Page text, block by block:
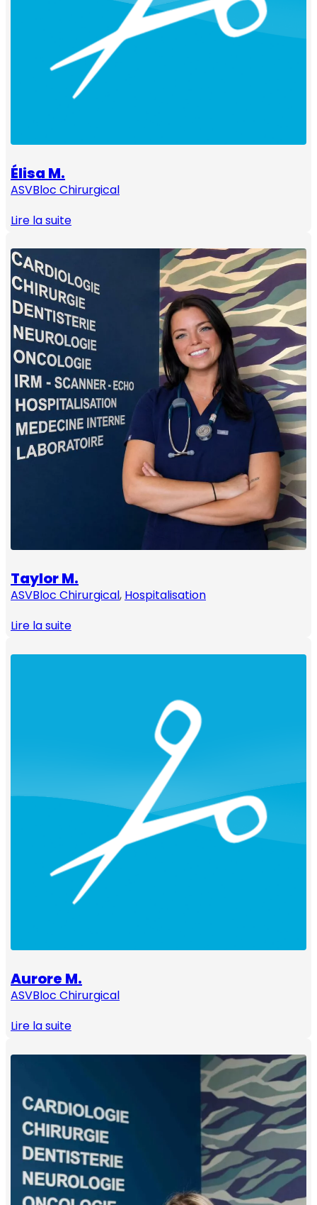
Élisa M.
ASVBloc Chirurgical
Lire la suite
Taylor M.
ASVBloc Chirurgical, Hospitalisation
Lire la suite
Aurore M.
ASVBloc Chirurgical
Lire la suite